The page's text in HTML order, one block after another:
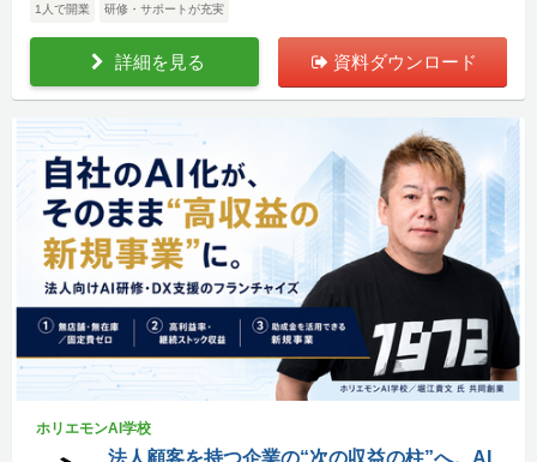
1人で開業 研修・サポートが充実
詳細を見る 資料ダウンロード
ホリエモンAI学校
法人顧客を持つ企業の“次の収益の柱”へ。AI